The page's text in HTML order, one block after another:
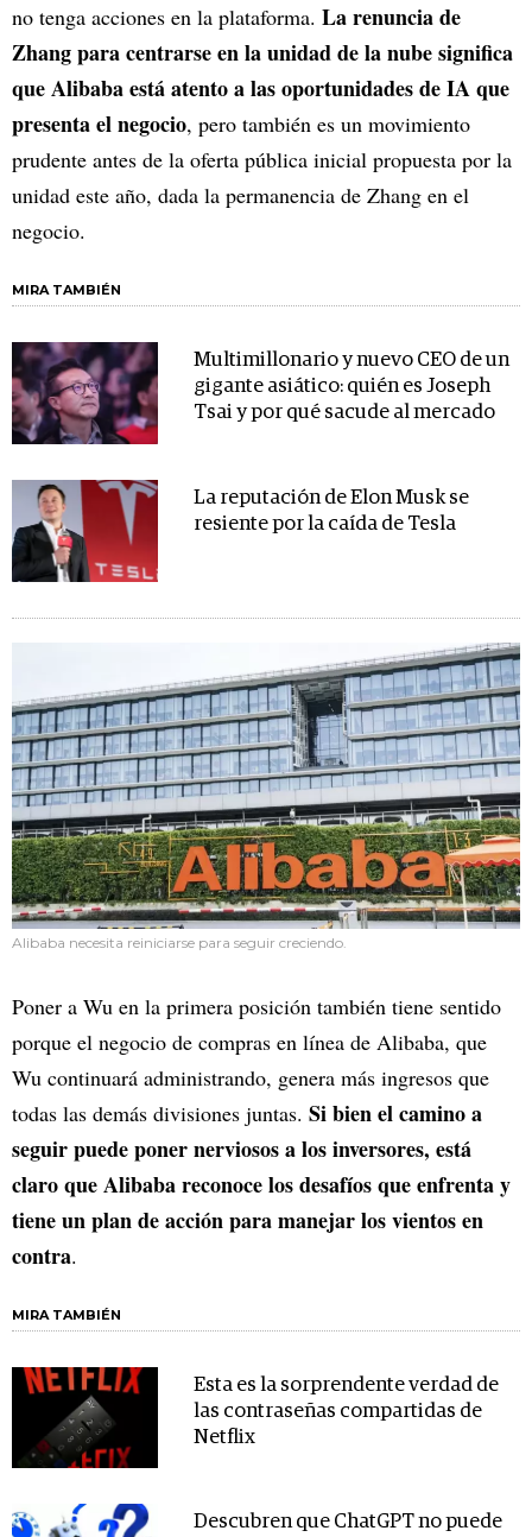
no tenga acciones en la plataforma. La renuncia de
Zhang para centrarse en la unidad de la nube significa
que Alibaba está atento a las oportunidades de IA que
presenta el negocio, pero también es un movimiento
prudente antes de la oferta pública inicial propuesta por la
unidad este año, dada la permanencia de Zhang en el
negocio.
MIRA TAMBIÉN
Multimillonario y nuevo CEO de un
gigante asiático: quién es Joseph
Tsai y por qué sacude al mercado
La reputación de Elon Musk se
resiente por la caída de Tesla
Alibaba necesita reiniciarse para seguir creciendo.
Poner a Wu en la primera posición también tiene sentido
porque el negocio de compras en línea de Alibaba, que
Wu continuará administrando, genera más ingresos que
todas las demás divisiones juntas. Si bien el camino a
seguir puede poner nerviosos a los inversores, está
claro que Alibaba reconoce los desafíos que enfrenta y
tiene un plan de acción para manejar los vientos en
contra.
MIRA TAMBIÉN
Esta es la sorprendente verdad de
las contraseñas compartidas de
Netflix
Descubren que ChatGPT no puede